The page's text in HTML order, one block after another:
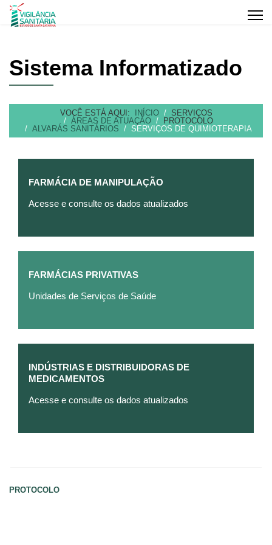
Sistema Informatizado
VOCÊ ESTÁ AQUI: INÍCIO
SERVIÇOS
ÁREAS DE ATUAÇÃO
PROTOCOLO
ALVARÁS SANITÁRIOS
SERVIÇOS DE QUIMIOTERAPIA
FARMÁCIA DE MANIPULAÇÃO
Acesse e consulte os dados atualizados
FARMÁCIAS PRIVATIVAS
Unidades de Serviços de Saúde
INDÚSTRIAS E DISTRIBUIDORAS DE
MEDICAMENTOS
Acesse e consulte os dados atualizados
PROTOCOLO